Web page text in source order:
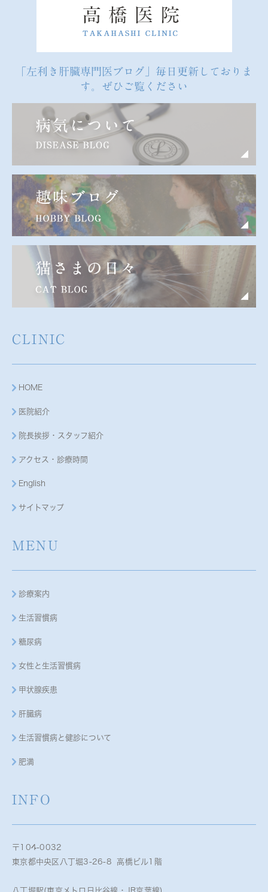
「左利き肝臓専門医ブログ」毎日更新しておりま
す。ぜひご覧ください
CLINIC
HOME
医院紹介
院長挨拶・スタッフ紹介
アクセス・診療時間
English
サイトマップ
MENU
診療案内
生活習慣病
糖尿病
女性と生活習慣病
甲状腺疾患
肝臓病
生活習慣病と健診について
肥満
INFO
〒104-0032
東京都中央区八丁堀3-26-8 高橋ビル1階
八丁堀駅(東京メトロ日比谷線・JR京葉線)